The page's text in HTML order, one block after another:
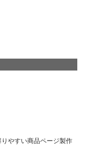
やすい商品ページ製作